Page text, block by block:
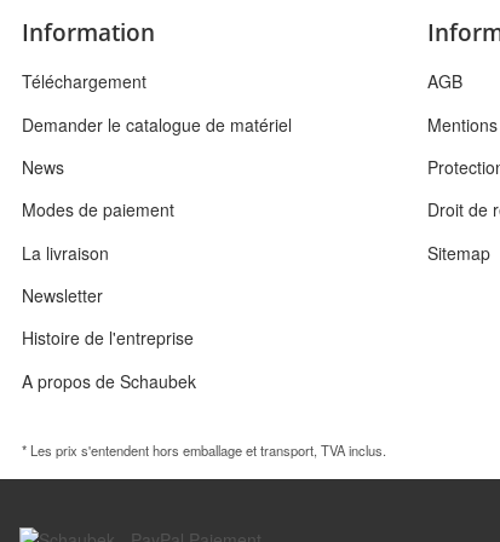
Information
Téléchargement
Demander le catalogue de matériel
News
Modes de paiement
La livraison
Newsletter
Histoire de l'entreprise
A propos de Schaubek
AGB
Droit de
Sitemap
* Les prix s'entendent hors emballage et transport, TVA inclus.